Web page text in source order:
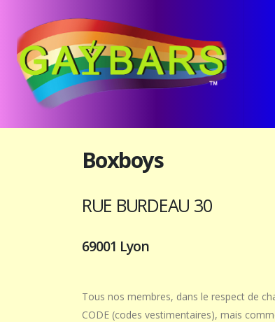
Boxboys
RUE BURDEAU 30
69001 Lyon
Tous nos membres, dans le respect de
CODE (codes vestimentaires), mais